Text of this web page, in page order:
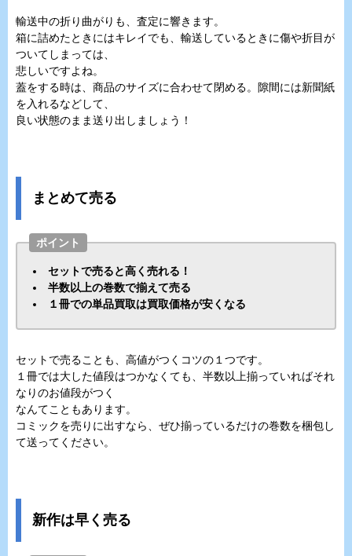
輸送中の折り曲がりも、査定に響きます。
箱に詰めたときにはキレイでも、輸送しているときに傷や折目が
ついてしまっては、
悲しいですよね。
蓋をする時は、商品のサイズに合わせて閉める。隙間には新聞紙
を入れるなどして、
良い状態のまま送り出しましょう！
まとめて売る
ポイント
セットで売ると高く売れる！
半数以上の巻数で揃えて売る
１冊での単品買取は買取価格が安くなる
セットで売ることも、高値がつくコツの１つです。
１冊では大した値段はつかなくても、半数以上揃っていればそれ
なりのお値段がつく
なんてこともあります。
コミックを売りに出すなら、ぜひ揃っているだけの巻数を梱包し
て送ってください。
新作は早く売る